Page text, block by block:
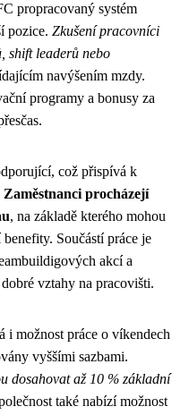
propracovaný systém
pozice. Zkušení pracovníci
shift leaderů nebo
navýšením mzdy.
programy a bonusy za
což přispívá k
Zaměstnanci procházejí
, na základě kterého mohou
Součástí práce je
akcí a
vztahy na pracovišti.
i možnost práce o víkendech
vyššími sazbami.
dosahovat až 10 % základní
také nabízí možnost